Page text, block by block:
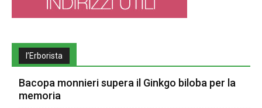
l’Erborista
Bacopa monnieri supera il Ginkgo biloba per la
memoria